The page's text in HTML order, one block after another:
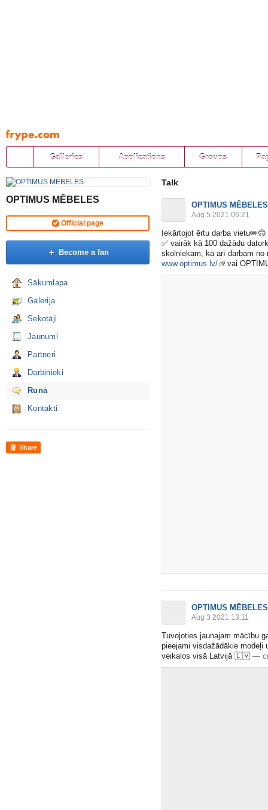
Pāriet
uz
saturu
Galleries Applications Groups
OPTIMUS MĒBELES
Official page
Become a fan
Sākumlapa
Galerija
Sekotāji
Jaunumi
Partneri
Darbinieki
Runā
Kontakti
Share
Talk
OPTIMUS MĒBELES
Aug 5 2021 06:21
Iekārtojot ērtu darba vietu✏️🙃
✅ vairāk kā 100 dažādu
skolniekam, kā arī darbam no
www.optimus.lv/
vai
OPTIMUS MĒBELES
Aug 3 2021 13:11
Tuvojoties jaunajam mācību
pieejami visdažādākie modeļi
veikalos visā Latvijā 🇱🇻 —